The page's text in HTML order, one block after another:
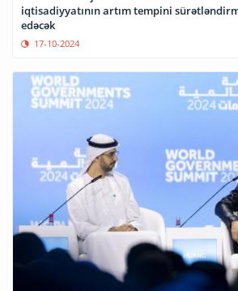
iqtisadiyyatının artım tempini
edəcək
17-10-2024